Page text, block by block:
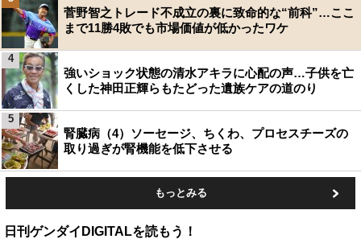
菅野智之トレード不成立の裏に致命的な“前科”…ここ
まで11勝4敗でも市場価値が低かったワケ
強いショック状態の清水アキラに心配の声…子供を亡
くした神田正輝らもたどった遺族ケアの道のり
4
腎臓病（4）ソーセージ、ちくわ、プロセスチーズの
取り過ぎが腎機能を低下させる
5
もっとみる
日刊ゲンダイDIGITALを読もう！